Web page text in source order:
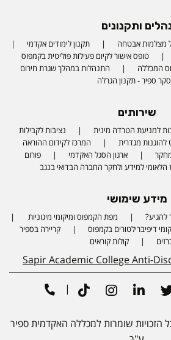
ותקנונים
מצלמות אבטחה
תקנון לימודים אקדמי
טופס אישור לקיום פעילות פוליטית בקמפוס
המכללה
התנהלות במהלך שגרת חירום
סקר ספיר - תקנון הגרלה
שירותים
למניעת הטרדה מינית
נציבות לקבילות
להוגנות מגדרית
המרכז לקידום ההוראה
ארגון הסגל האקדמי
פורום
הלאומי למידע ולחקר החברה הבדואי בנגב
מידע שימושי
להגיע?
מפת הקמפוס ומיקומי מיגוניות
דיפיברילטורים בקמפוס
קריירה בספיר
קולות קוראים
Sapir Academic College Anti-
הזכויות שומרות למכללה האקדמית ספיר
Twitter
Linkedin
Instagram
Tiktok
|
Phone number